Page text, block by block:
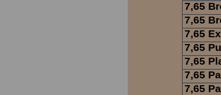
7,65
7,65
7,65
7,65
7,65
7,65
7,65